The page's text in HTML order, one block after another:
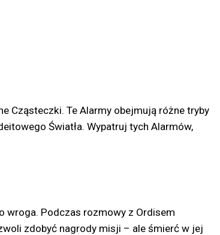
Cząsteczki. Te Alarmy obejmują różne tryby
Światła. Wypatruj tych Alarmów,
wroga. Podczas rozmowy z Ordisem
zdobyć nagrody misji – ale śmierć w jej